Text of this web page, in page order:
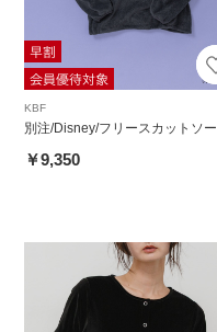
KBF
別注/Disney/フリースカットソー
￥9,350